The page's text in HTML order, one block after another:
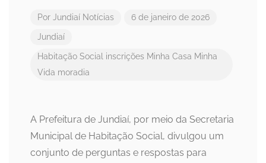
Por Jundiaí Notícias 6 de janeiro de 2026
Jundiaí
Habitação Social inscrições Minha Casa Minha
Vida moradia
A Prefeitura de Jundiaí, por meio da Secretaria
Municipal de Habitação Social, divulgou um
conjunto de perguntas e respostas para